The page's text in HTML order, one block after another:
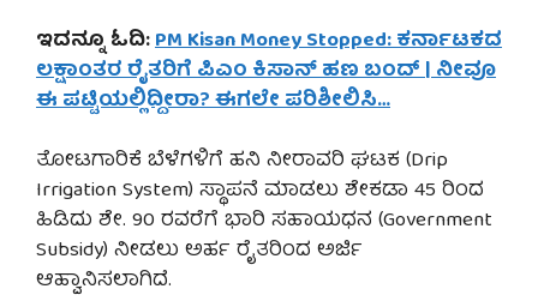
ಇದನ್ನೂ ಓದಿ:PM Kisan Money Stopped: ಕರ್ನಾಟಕದ
ಲಕ್ಷಾಂತರ ರೈತರಿಗೆ ಪಿಎಂ ಕಿಸಾನ್ ಹಣ ಬಂದ್ | ನೀವೂ
ಈ ಪಟ್ಟಿಯಲ್ಲಿದ್ದೀರಾ? ಈಗಲೇ ಪರಿಶೀಲಿಸಿ…
ತೋಟಗಾರಿಕೆ ಬೆಳೆಗಳಿಗೆ ಹನಿ ನೀರಾವರಿ ಘಟಕ (Drip
Irrigation System) ಸ್ಥಾಪನೆ ಮಾಡಲು ಶೇಕಡಾ 45 ರಿಂದ
ಹಿಡಿದು ಶೇ. 90 ರವರೆಗೆ ಭಾರಿ ಸಹಾಯಧನ (Government
Subsidy) ನೀಡಲು ಅರ್ಹ ರೈತರಿಂದ ಅರ್ಜಿ
ಆಹ್ವಾನಿಸಲಾಗಿದೆ.